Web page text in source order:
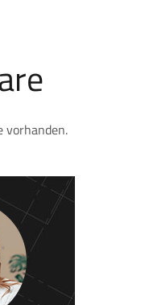
vorhanden.